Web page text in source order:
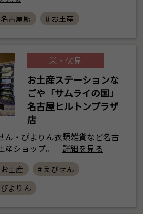
古屋駅 # お土産
栄・伏見
お土産ステーションな
ごや「サムライの国」
名古屋ヒルトンプラザ
店
ん・ぴよりん衣類雑貨など名古
ショップ。
詳細を見る
土産
# えびせん
よりん